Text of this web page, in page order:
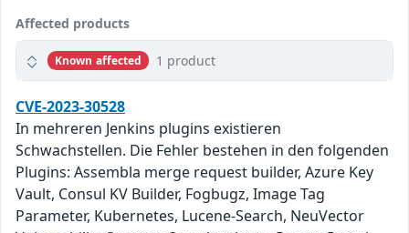
Affected products
Known affected 1 product
CVE-2023-30528
In mehreren Jenkins plugins existieren
Schwachstellen. Die Fehler bestehen in den folgenden
Plugins: Assembla merge request builder, Azure Key
Vault, Consul KV Builder, Fogbugz, Image Tag
Parameter, Kubernetes, Lucene-Search, NeuVector